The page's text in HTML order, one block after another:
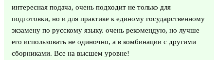
интересная подача, очень подходит не только для
подготовки, но и для практике к единому государственному
экзамену по русскому языку. очень рекомендую, но лучше
его использовать не одиночно, а в комбинации с другими
сборниками. Все на высшем уровне!